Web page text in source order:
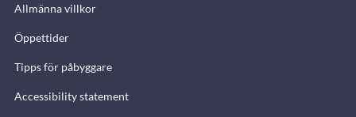
Allmänna villkor
Öppettider
Tipps för påbyggare
Accessibility statement